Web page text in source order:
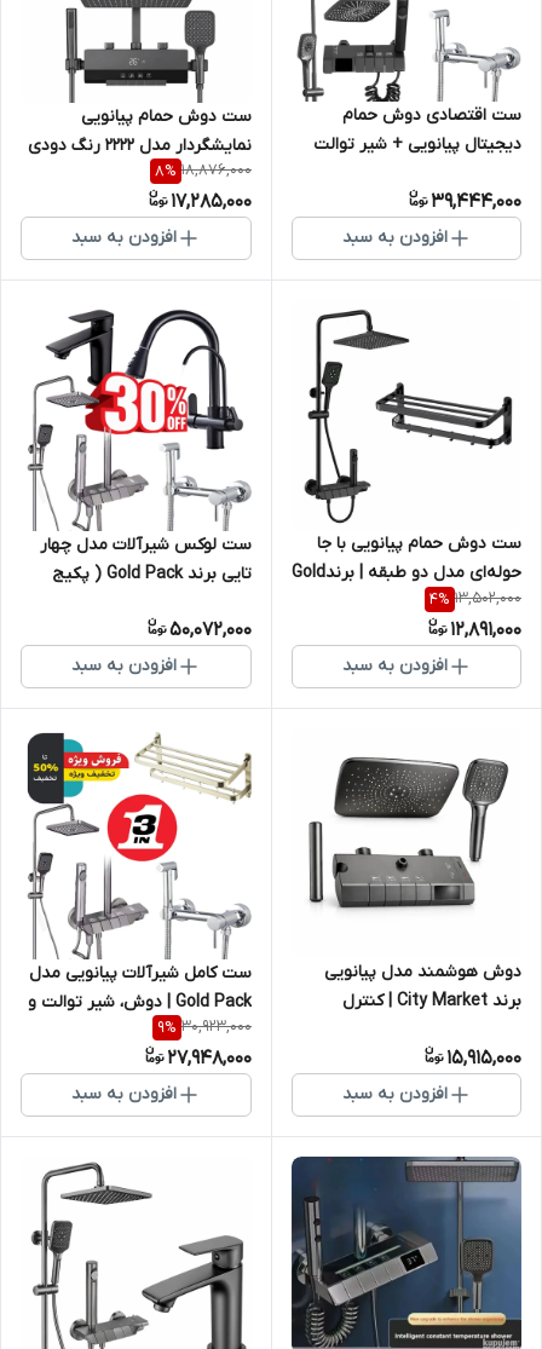
ست اقتصادی دوش حمام
دیجیتال پیانویی + شیر توالت
پکیج طلایی مدرن
39,444,000
افزودن به سبد
ست دوش حمام پیانویی
نمایشگردار مدل 2222 رنگ دودی
پکیج طلایی )
18,876,000
8%
17,285,000
افزودن به سبد
ست دوش حمام پیانویی با جا
حوله‌ای مدل دو طبقه | برندGold
Pack ( پکیج طلایی )
13,502,000
4%
12,891,000
افزودن به سبد
ست لوکس شیرآلات مدل چهار
تایی برند Gold Pack ( پکیج
50,072,000
افزودن به سبد
دوش هوشمند مدل پیانویی
برند City Market | کنترل
15,915,000
افزودن به سبد
ست کامل شیرآلات پیانویی مدل
Gold Pack | دوش، شیر توالت و
جا حوله
30,923,000
9%
27,948,000
افزودن به سبد